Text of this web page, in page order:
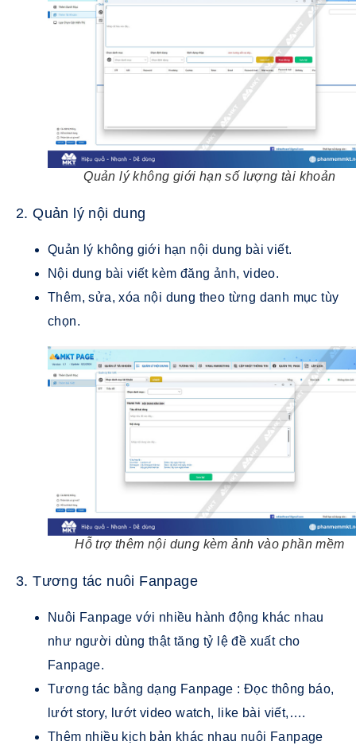
Quản lý không giới hạn số lượng tài khoản
2. Quản lý nội dung
Quản lý không giới hạn nội dung bài viết.
Nội dung bài viết kèm đăng ảnh, video.
Thêm, sửa, xóa nội dung theo từng danh mục tùy
chọn.
Hỗ trợ thêm nội dung kèm ảnh vào phần mềm
3. Tương tác nuôi Fanpage
Nuôi Fanpage với nhiều hành động khác nhau
như người dùng thật tăng tỷ lệ đề xuất cho
Fanpage.
Tương tác bằng dạng Fanpage : Đọc thông báo,
lướt story, lướt video watch, like bài viết,….
Thêm nhiều kịch bản khác nhau nuôi Fanpage